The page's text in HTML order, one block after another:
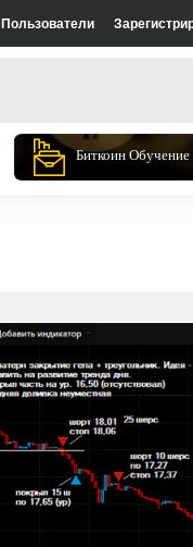
Пользователи
Биткоин Обучение